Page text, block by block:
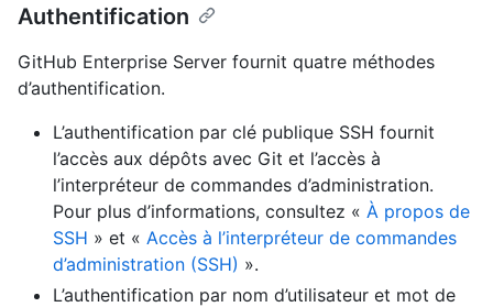
Authentification
GitHub Enterprise Server fournit quatre méthodes
d’authentification.
L’authentification par clé publique SSH fournit
l’accès aux dépôts avec Git et l’accès à
l’interpréteur de commandes d’administration.
Pour plus d’informations, consultez « À propos de
SSH » et « Accès à l’interpréteur de commandes
d’administration (SSH) ».
L’authentification par nom d’utilisateur et mot de